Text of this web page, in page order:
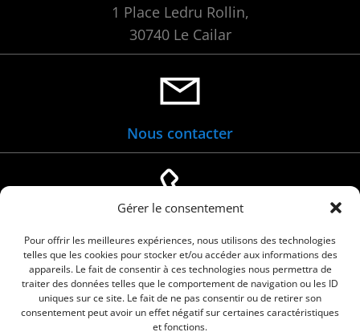
Gérer le consentement
Pour offrir les meilleures expériences, nous utilisons des technologies
telles que les cookies pour stocker et/ou accéder aux informations des
appareils. Le fait de consentir à ces technologies nous permettra de
traiter des données telles que le comportement de navigation ou les ID
uniques sur ce site. Le fait de ne pas consentir ou de retirer son
consentement peut avoir un effet négatif sur certaines caractéristiques
et fonctions.
1 Place Ledru Rollin,
30740 Le Cailar
Nous contacter
04 66 88 01 05